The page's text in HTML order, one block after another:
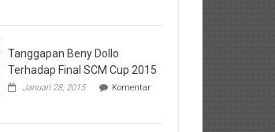
Tanggapan Beny Dollo
Terhadap Final SCM Cup 2015
Januari 28, 2015
Komentar